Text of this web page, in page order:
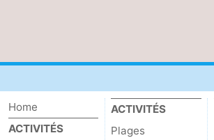
Knokke-
-
Blankenberge
-
Home
ACTIVITÉS
ACTIVITÉS
Plages